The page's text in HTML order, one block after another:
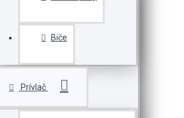
Biče
Prívlač